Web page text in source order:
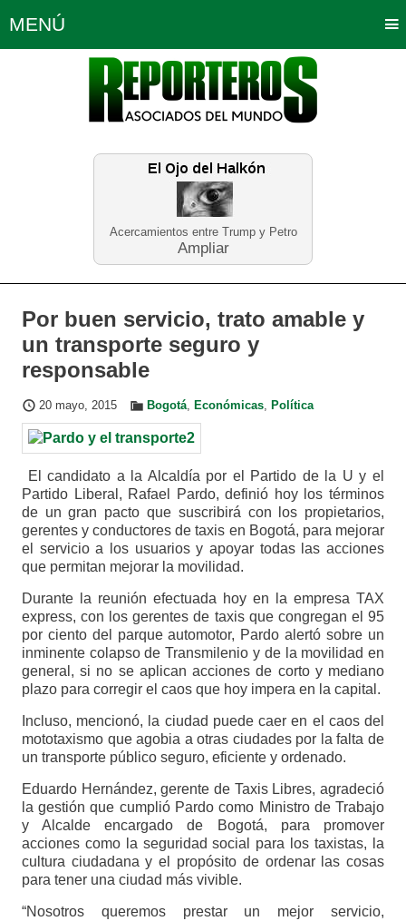
Acercamientos entre Trump y Petro
Ampliar
MENÚ
Política Opinión Bogotá
Planeta Tierra Deportes
Educación Neira
Por buen servicio, trato amable y
un transporte seguro y
responsable
20 mayo, 2015 Bogotá, Económicas, Política
El candidato a la Alcaldía por el Partido de la U y el
Partido Liberal, Rafael Pardo, definió hoy los términos
de un gran pacto que suscribirá con los propietarios,
gerentes y conductores de taxis en Bogotá, para mejorar
el servicio a los usuarios y apoyar todas las acciones
que permitan mejorar la movilidad.
Durante la reunión efectuada hoy en la empresa TAX
express, con los gerentes de taxis que congregan el 95
por ciento del parque automotor, Pardo alertó sobre un
inminente colapso de Transmilenio y de la movilidad en
general, si no se aplican acciones de corto y mediano
plazo para corregir el caos que hoy impera en la capital.
Incluso, mencionó, la ciudad puede caer en el caos del
mototaxismo que agobia a otras ciudades por la falta de
un transporte público seguro, eficiente y ordenado.
Eduardo Hernández, gerente de Taxis Libres, agradeció
la gestión que cumplió Pardo como Ministro de Trabajo
y Alcalde encargado de Bogotá, para promover
acciones como la seguridad social para los taxistas, la
cultura ciudadana y el propósito de ordenar las cosas
para tener una ciudad más vivible.
“Nosotros queremos prestar un mejor servicio,